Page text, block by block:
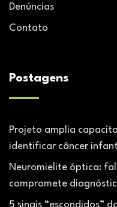
Denúncias
Contato
Postagens
Projeto amplia
identificar câncer
Neuromielite óptica:
compromete